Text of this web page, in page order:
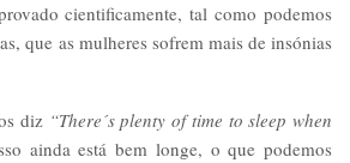
cientificamente, tal como podemos
que as mulheres sofrem mais de insónias
diz “There´s plenty of time to sleep when
ainda está bem longe, o que podemos